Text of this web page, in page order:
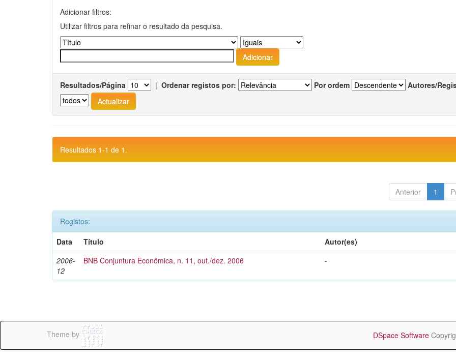
Adicionar filtros:
Utilizar filtros para refinar o resultado da pesquisa.
Resultados/Página | Ordenar registos por: Por ordem Autores/
Resultados 1-1 de 1.
Anterior 1
Registos:
Data
Título
Autor(es)
2006-
12
BNB Conjuntura Econômica, n. 11, out./dez. 2006 -
Theme by DSpace Software